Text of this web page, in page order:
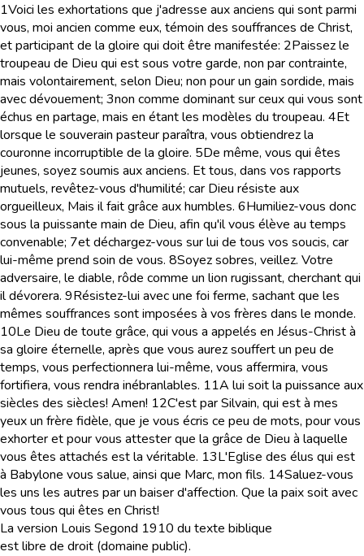
1Voici les exhortations que j'adresse aux anciens qui sont parmi
vous, moi ancien comme eux, témoin des souffrances de Christ,
et participant de la gloire qui doit être manifestée: 2Paissez le
troupeau de Dieu qui est sous votre garde, non par contrainte,
mais volontairement, selon Dieu; non pour un gain sordide, mais
avec dévouement; 3non comme dominant sur ceux qui vous sont
échus en partage, mais en étant les modèles du troupeau. 4Et
lorsque le souverain pasteur paraîtra, vous obtiendrez la
couronne incorruptible de la gloire. 5De même, vous qui êtes
jeunes, soyez soumis aux anciens. Et tous, dans vos rapports
mutuels, revêtez-vous d'humilité; car Dieu résiste aux
orgueilleux, Mais il fait grâce aux humbles. 6Humiliez-vous donc
sous la puissante main de Dieu, afin qu'il vous élève au temps
convenable; 7et déchargez-vous sur lui de tous vos soucis, car
lui-même prend soin de vous. 8Soyez sobres, veillez. Votre
adversaire, le diable, rôde comme un lion rugissant, cherchant qui
il dévorera. 9Résistez-lui avec une foi ferme, sachant que les
mêmes souffrances sont imposées à vos frères dans le monde.
10Le Dieu de toute grâce, qui vous a appelés en Jésus-Christ à
sa gloire éternelle, après que vous aurez souffert un peu de
temps, vous perfectionnera lui-même, vous affermira, vous
fortifiera, vous rendra inébranlables. 11A lui soit la puissance aux
siècles des siècles! Amen! 12C'est par Silvain, qui est à mes
yeux un frère fidèle, que je vous écris ce peu de mots, pour vous
exhorter et pour vous attester que la grâce de Dieu à laquelle
vous êtes attachés est la véritable. 13L'Eglise des élus qui est
à Babylone vous salue, ainsi que Marc, mon fils. 14Saluez-vous
les uns les autres par un baiser d'affection. Que la paix soit avec
vous tous qui êtes en Christ!
La version Louis Segond 1910 du texte biblique
est libre de droit (domaine public).